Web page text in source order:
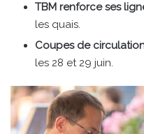
TBM renforce ses
les quais.
Coupes de
les 28 et 29 juin.